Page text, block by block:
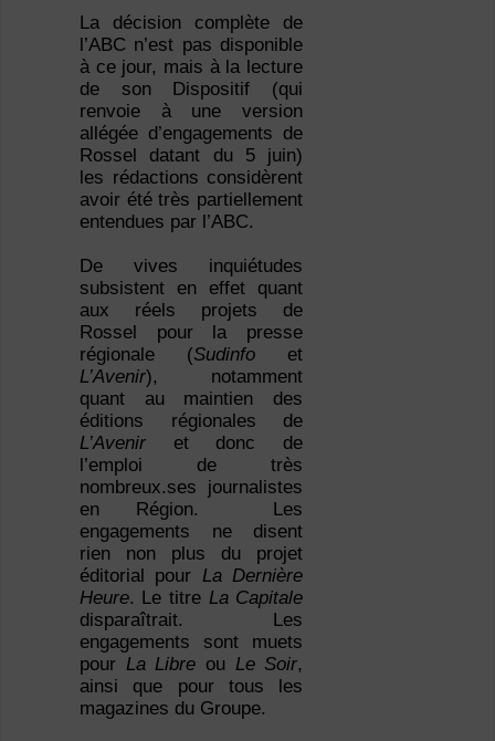
La décision complète de
l’ABC n’est pas disponible
à ce jour, mais à la lecture
de son Dispositif (qui
renvoie à une version
allégée d’engagements de
Rossel datant du 5 juin)
les rédactions considèrent
avoir été très partiellement
entendues par l’ABC.
De vives inquiétudes
subsistent en effet quant
aux réels projets de
Rossel pour la presse
régionale (Sudinfo et
L’Avenir), notamment
quant au maintien des
éditions régionales de
L’Aveniret donc de
l’emploi de très
nombreux.ses journalistes
en Région. Les
engagements ne disent
rien non plus du projet
éditorial pour La Dernière
Heure. Le titre La Capitale
disparaîtrait. Les
engagements sont muets
pour La Libre ou Le Soir,
ainsi que pour tous les
magazines du Groupe.